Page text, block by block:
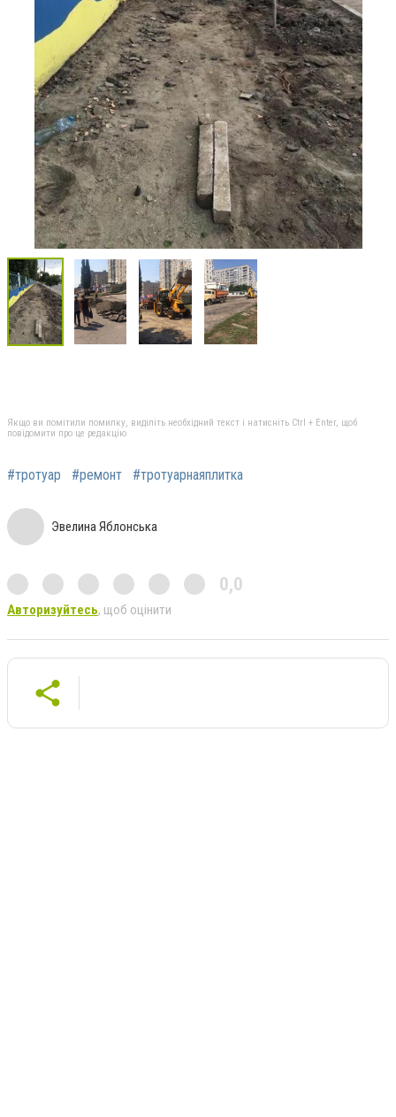
Якщо ви помітили помилку, виділіть необхідний текст і натисніть Ctrl + Enter, щоб
повідомити про це редакцію
#тротуар #ремонт #тротуарнаяплитка
Эвелина Яблонська
0,0
Авторизуйтесь, щоб оцінити